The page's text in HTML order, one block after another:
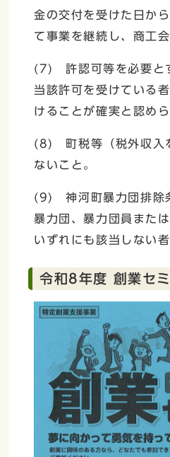
金の交付を受けた日か
て事業を継続し、商工
(7) 許認可等を必要と
当該許可を受けている
けることが確実と認めら
(8) 町税等（税外収入
ないこと。
(9) 神河町暴力団排除
暴力団、暴力団員また
いずれにも該当しない者
令和8年度 創業セ